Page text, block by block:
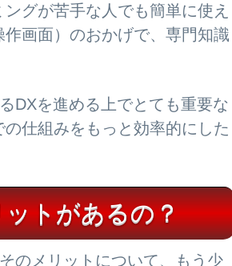
グが苦手な人でも簡単に使え
画面）のおかげで、専門知識
DXを進める上でとても重要な
仕組みをもっと効率的にした
トがあるの？
のメリットについて、もう少